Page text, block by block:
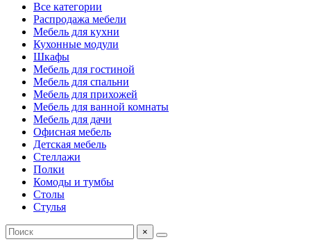
Все категории
Распродажа мебели
Мебель для кухни
Кухонные модули
Шкафы
Мебель для гостиной
Мебель для спальни
Мебель для прихожей
Мебель для ванной комнаты
Мебель для дачи
Офисная мебель
Детская мебель
Стеллажи
Полки
Комоды и тумбы
Столы
Стулья
×